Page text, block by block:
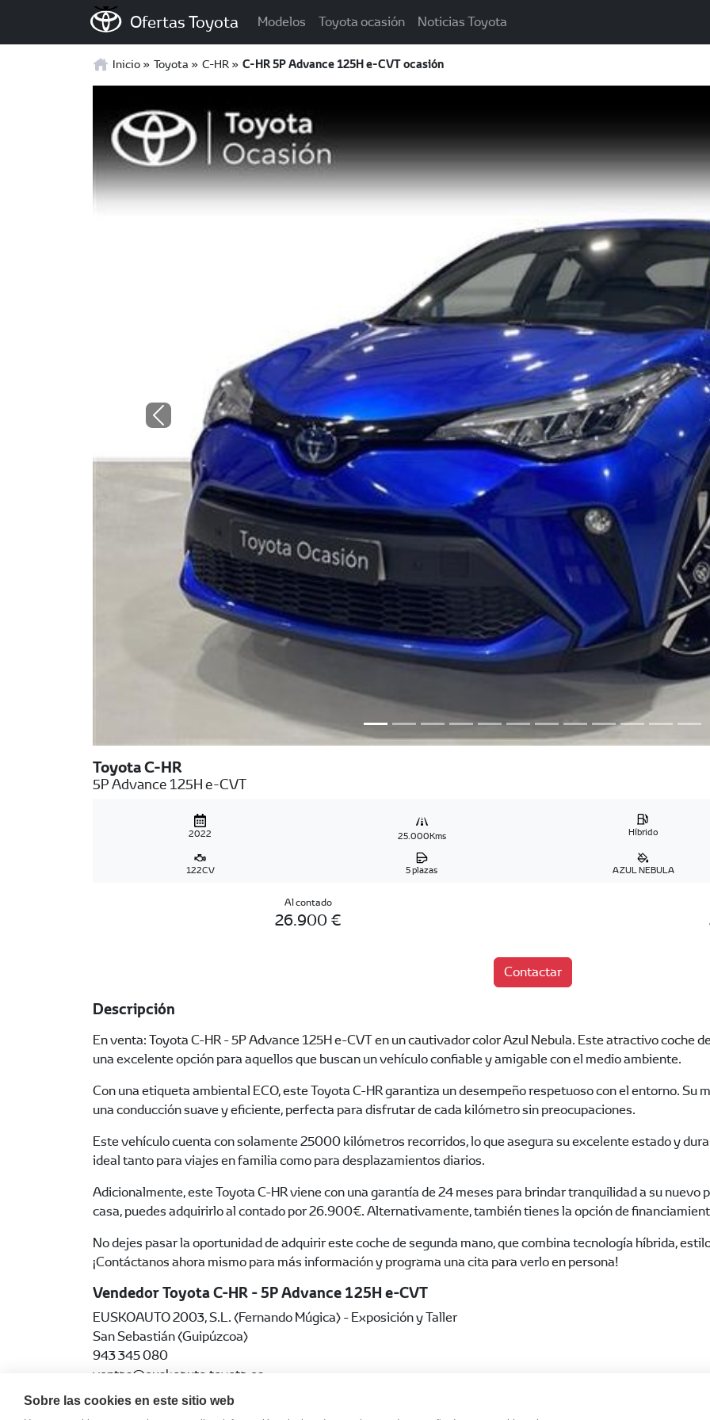
Ofertas Toyota Modelos Toyota ocasión Noticias Toyota
Inicio Toyota C-HR C-HR 5P Advance 125H e-CVT ocasión
Previous
Toyota C-HR
5P Advance 125H e-CVT
2022 25.000Kms Híbrido
122CV 5 plazas AZUL NEBULA
Al contado
26.900 €
Contactar
Descripción
En venta: Toyota C-HR - 5P Advance 125H e-CVT en un cautivador color Azul Nebula. Este atractivo coche
una excelente opción para aquellos que buscan un vehículo confiable y amigable con el medio ambiente.
Con una etiqueta ambiental ECO, este Toyota C-HR garantiza un desempeño respetuoso con el entorno. Su
una conducción suave y eficiente, perfecta para disfrutar de cada kilómetro sin preocupaciones.
Este vehículo cuenta con solamente 25000 kilómetros recorridos, lo que asegura su excelente estado y
ideal tanto para viajes en familia como para desplazamientos diarios.
Adicionalmente, este Toyota C-HR viene con una garantía de 24 meses para brindar tranquilidad a su
casa, puedes adquirirlo al contado por 26.900€. Alternativamente, también tienes la opción de
No dejes pasar la oportunidad de adquirir este coche de segunda mano, que combina tecnología híbrida,
¡Contáctanos ahora mismo para más información y programa una cita para verlo en persona!
Vendedor Toyota C-HR - 5P Advance 125H e-CVT
EUSKOAUTO 2003, S.L. (Fernando Múgica) - Exposición y Taller
San Sebastián (Guipúzcoa)
943 345 080
ventas@euskoauto.toyota.es
http://www.euskoauto.toyota.es
Sobre las cookies en este sitio web